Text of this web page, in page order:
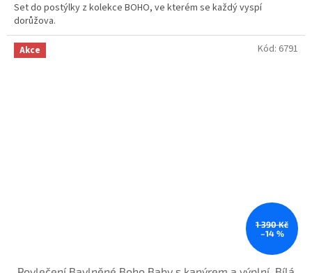
Set do postýlky z kolekce BOHO, ve kterém se každý vyspí
dorůžova.
Akce
1 390 Kč
–14 %
Kód: 6791